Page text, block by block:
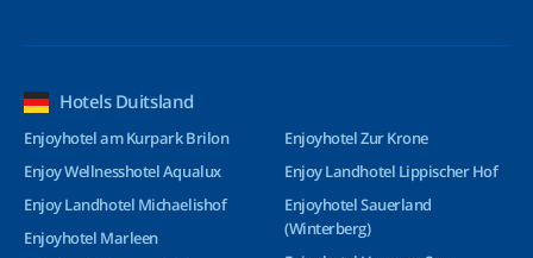
Hotels Duitsland
Enjoyhotel am Kurpark Brilon
Enjoy Wellnesshotel Aqualux
Enjoy Landhotel Michaelishof
Enjoyhotel Marleen
Enjoyhotel Zur Krone
Enjoy Landhotel Lippischer Hof
Enjoyhotel Sauerland
(Winterberg)